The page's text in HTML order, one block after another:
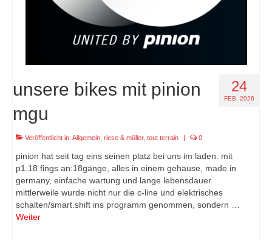
24
FEB. 2026
unsere bikes mit pinion
mgu
Veröffentlicht in: Allgemein riese & müller, tout terrain | 0
pinion hat seit tag eins seinen platz bei uns im laden. mit
p1.18 fings an:18gänge, alles in einem gehäuse, made in
germany, einfache wartung und lange lebensdauer.
mittlerweile wurde nicht nur die c-line und elektrisches
schalten/smart.shift ins programm genommen, sondern …
Weiter